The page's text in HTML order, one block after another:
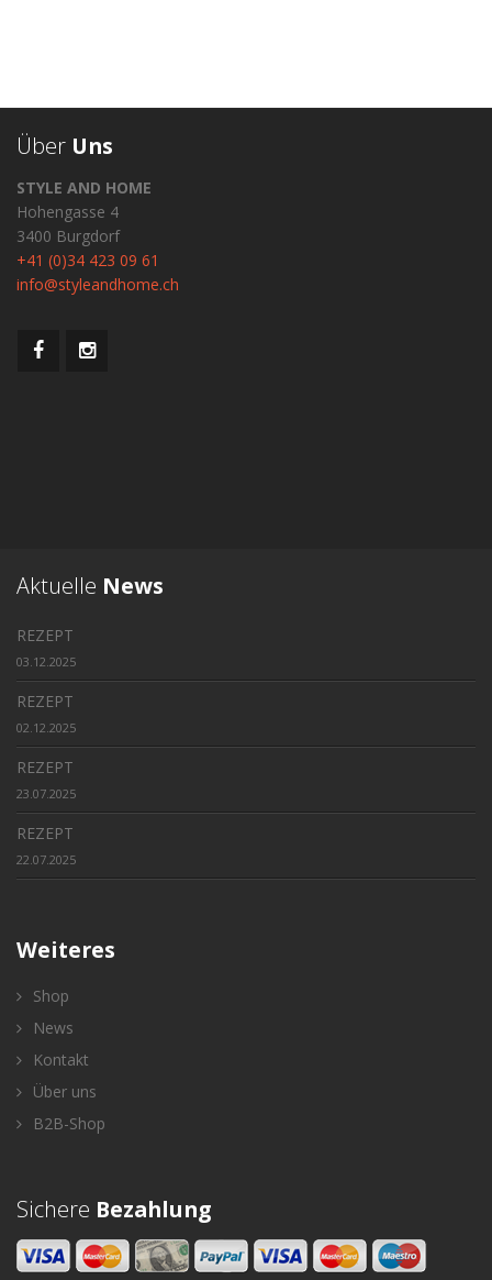
Über Uns
STYLE AND HOME
Hohengasse 4
3400 Burgdorf
+41 (0)34 423 09 61
info@styleandhome.ch
Aktuelle News
REZEPT
03.12.2025
REZEPT
02.12.2025
REZEPT
23.07.2025
REZEPT
22.07.2025
Weiteres
Shop
News
Kontakt
Über uns
B2B-Shop
Sichere Bezahlung